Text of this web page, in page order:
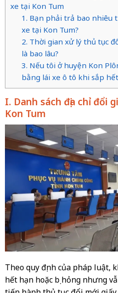
xe tại Kon Tum
1. Bạn phải trả bao nhiêu
xe tại Kon Tum?
2. Thời gian xử lý thủ tục
là bao lâu?
3. Nếu tôi ở huyện Kon
bằng lái xe ô tô khi sắp
I. Danh sách địa chỉ đổi
Kon Tum
Theo quy định của pháp luật,
hết hạn hoặc bị hỏng nhưng